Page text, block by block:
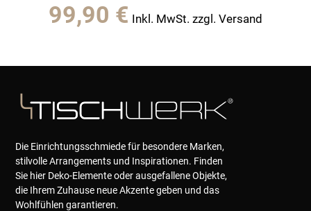
99,90 € Inkl. MwSt. zzgl. Versand
Die Einrichtungsschmiede für besondere Marken,
stilvolle Arrangements und Inspirationen. Finden
Sie hier Deko-Elemente oder ausgefallene Objekte,
die Ihrem Zuhause neue Akzente geben und das
Wohlfühlen garantieren.